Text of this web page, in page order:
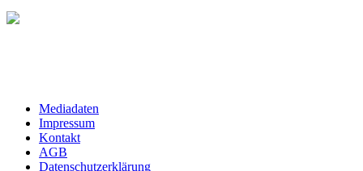
Mediadaten
Impressum
Kontakt
AGB
Datenschutzerklärung